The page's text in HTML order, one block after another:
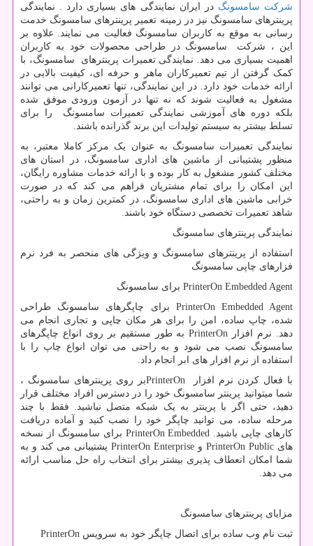
شرکت سامسونگ در ایران نمایندگی های بسیاری دارد . نمایندگی
پرینترهای سامسونگ نیز در زمینه تعمیر پرینترهای سامسونگ خدمت
رسانی به موقع به کاربران سامسونگ فعالیت می نمایند. علاوه بر
این ، شرکت سامسونگ در طراحی محصولات خود به کاربران
اهمیت بسیاری می دهد. نمایندگی تعمیرات پرینترهای سامسونگ، با
کمک گرفتن از تیم تعمیرکاران ماهر و حرفه ای، کیفیت بالایی در
ارائه خدمات خود دارد. در این نمایندگی، تنها تعمیرکارانی می توانند
مشغول به فعالیت شوند که نه تنها در آزمون ورودی موفق شده
بلکه دوره های آموزشی نمایندگی تعمیرات سامسونگ را برای
تسلط بیشتر به سیستم تولیدات این برند گذرانده باشند.
نمایندگی تعمیرات سامسونگ به عنوان یک مرکز کاملا معتبر، به
منظور پشتیبانی از ماشین های اداری سامسونگ، در استان های
مختلف کشور مشغول به کار بوده و با ارائه خدمات مشاوره رایگان،
این امکان را برای تمام مشتریان فراهم می کند که در صورت
خرابی ماشین های اداری سامسونگ، در کمترین زمان و به راحتی،
شاهد تعمیرات تخصصی دستگاه خود باشند.
نمایندگی پرینترهای سامسونگ
استفاده از پرینترهای سامسونگ و ویژگی های منحصر به فرد نرم
فزارهای چاپی سامسونگ
PrinterOn Embedded Agent برای سامسونگ
PrinterOn Embedded Agent برای چاپگرهای سامسونگ طراحی
شده، چاپ ساده، امن را برای هر مکان چاپی و تجاری انجام می
دهد. نرم افزار PrinterOnبه طور مستقیم بر روی انواع چاپگرهای
سامسونگ نصب می شود و به راحتی می توان انواع چاپ را با
استفاده از نرم افزار های ابر انجام داد.
با فعال کردن نرم افزار PrinterOnبر روی پرینترهای سامسونگ ،
شما میتوانید پرینتر سامسونگ خود را در دسترس افراد مختلف قرار
دهید، حتی اگر با پرینتر به یک شبکه متصل نباشید. فقط با چند
مرحله ساده، می توانید چاپگر خود را نصب کنید و آماده دریافت
کارهای چاپی باشید. PrinterOn Embedded برای سامسونگ از نسخه
های PrinterOn Public و PrinterOn Enterprise پشتیبانی می کند و به
شما امکان انعطاف پذیری بیشتر برای انتخاب راه حل مناسب ارائه
می دهد.
مزایای پرینترهای سامسونگ
ثبت نام وب ساده برای اتصال چاپگر خود به سرویس PrinterOn